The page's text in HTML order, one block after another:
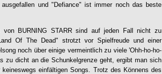
und "Defiance" ist immer noch das beste
von BURNING STARR sind auf jeden Fall nicht zu
Land Of The Dead" strotzt vor Spielfreude und einer
noch über einige vermeintlich zu viele 'Ohh-ho-ho-
zu dicht an die Schunkelgrenze geht, ergibt man sich
einfältigen Songs. Trotz des Könnens des